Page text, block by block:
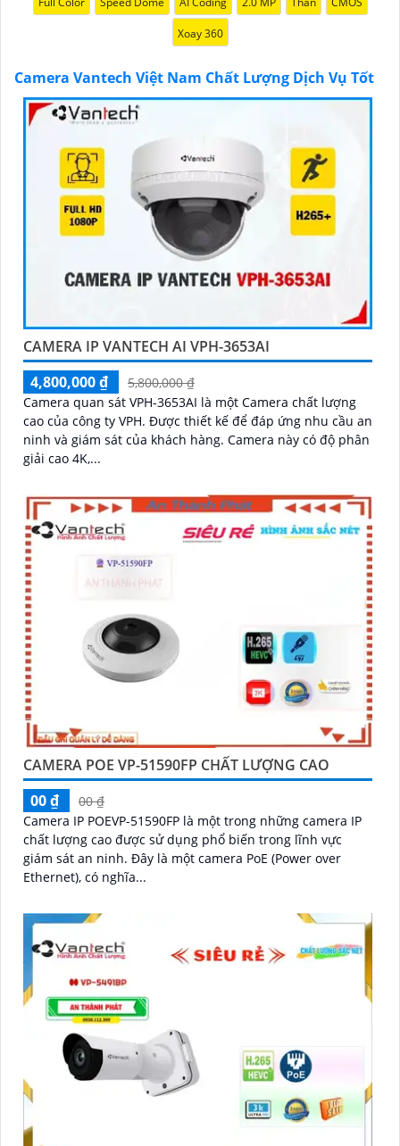
kỹ thuật chuyên nghiệp của Vantech sẽ giúp bạn lựa
chọn giải pháp camera phù hợp với nhu cầu và ngân
Nếu bạn đang tìm kiếm một giải pháp giám sát an
ninh tốt cho ngôi nhà hoặc doanh nghiệp của mình,
Camera Vantech Việt Nam là một lựa chọn hàng đầu
mà bạn có thể tin tưởng.
Xoay 360
Camera Vantech Việt Nam Chất Lượng Dịch Vụ Tốt
CAMERA IP VANTECH AI VPH-3653AI
4,800,000 ₫
5,800,000 ₫
Camera quan sát VPH-3653AI là một Camera chất lượng
cao của công ty VPH. Được thiết kế để đáp ứng nhu cầu an
ninh và giám sát của khách hàng. Camera này có độ phân
giải cao 4K,...
CAMERA POE VP-51590FP CHẤT LƯỢNG CAO
00 ₫
00 ₫
Camera IP POEVP-51590FP là một trong những camera IP
chất lượng cao được sử dụng phổ biến trong lĩnh vực
giám sát an ninh. Đây là một camera PoE (Power over
Ethernet), có nghĩa...